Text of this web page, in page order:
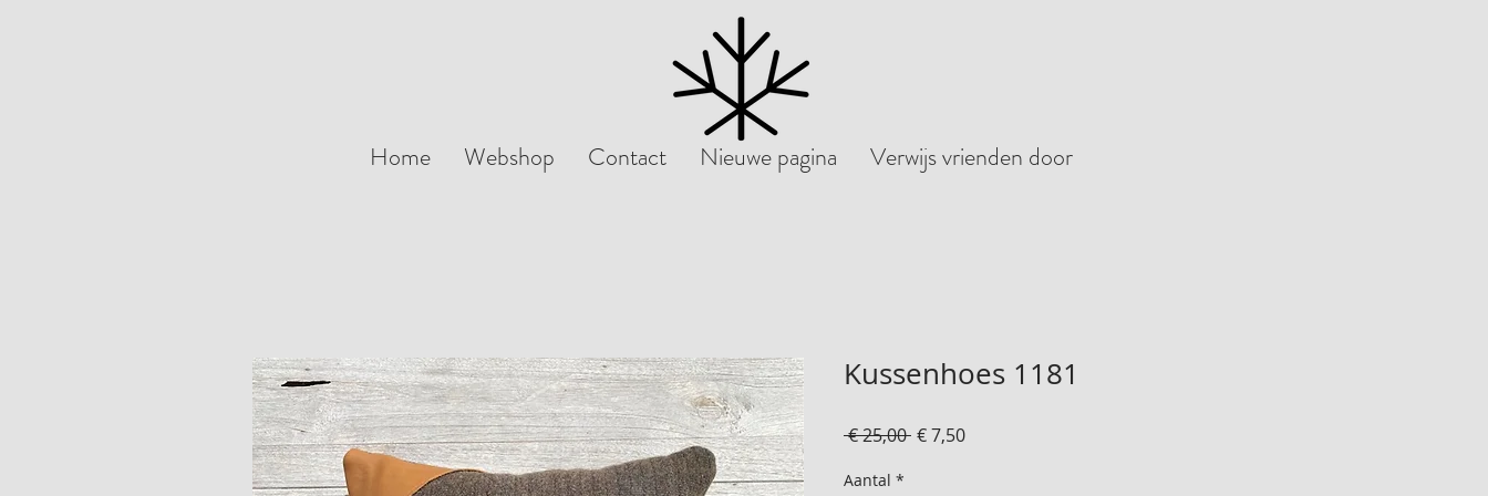
Home Webshop Contact Nieuwe pagina Verwijs vrienden door
Kussenhoes 1181
€ 25,00 Normale
€ 7,50Verkoopprijs
Aantal *